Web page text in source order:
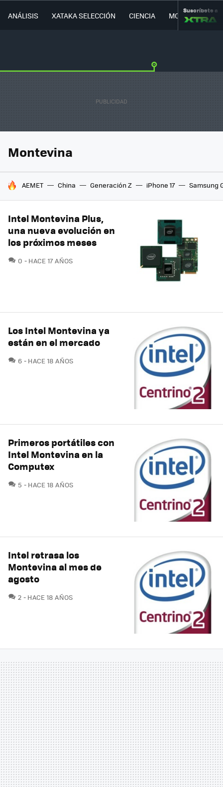
ANÁLISIS XATAKA SELECCIÓN CIENCIA MOVILIDAD
Suscríbete a
Montevina
HOY SE HABLA DE
AEMET China Generación Z iPhone 17 Samsung
Intel Montevina Plus,
una nueva evolución en
los próximos meses
0 COMENTARIOS
HACE 17 AÑOS
Los Intel Montevina ya
están en el mercado
6 COMENTARIOS
HACE 18 AÑOS
Primeros portátiles con
Intel Montevina en la
Computex
5 COMENTARIOS
HACE 18 AÑOS
Intel retrasa los
Montevina al mes de
agosto
2 COMENTARIOS
HACE 18 AÑOS